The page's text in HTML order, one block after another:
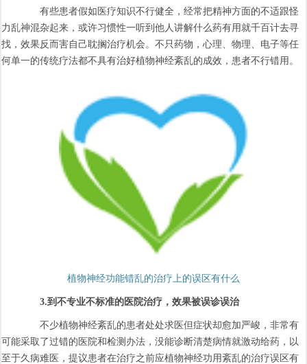
有些患者假如医疗知识不行健全，经常把精神方面的不适跟怪
力乱神混杂起来，或许习惯性一听到他人讲解什么药有用就千百计去寻
找，效果反而害自己耽搁治疗机会。不只药物，心理、物理、电子等任
何单一的传统疗法都不具有治好植物神经紊乱的成效，患者不行错用。
植物神经功能错乱的治疗上的误区有什么
3.到不专业不标准的医院治疗，效果被误诊误治
不少植物神经紊乱的患者处处求医但症状却愈加严峻，非常有
可能采取了过错的医院和检测办法，没能诊断清楚病情就激动给药，以
至于久病难医，提议患者在治疗之前应植物神经功用紊乱的治疗误区有